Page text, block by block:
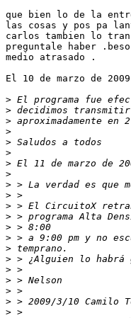
que bien lo de la
las cosas y pos pa
carlos tambien lo
preguntale haber
medio atrasado .
El 10 de marzo de
>
>
>
>
>
>
> El 11 de marzo de
>
>
>
>
>
>
>
>
>
>
>
>
> > 2009/3/10 Camilo
>